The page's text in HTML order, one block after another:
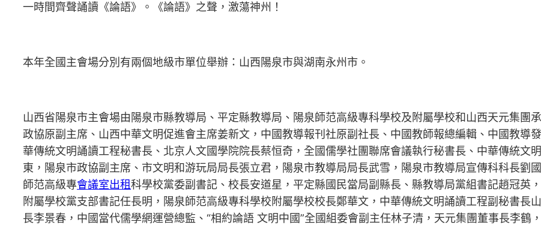
一時間齊聲誦讀《論語》。《論語》之聲，激蕩神州！
本年全國主會場分別有兩個地級市單位舉辦：山西陽泉市與湖南永州市。
山西省陽泉市主會場由陽泉市縣教導局、平定縣教導局、陽泉師范高級專科學校及附屬學校和山西天元集團
政協原副主席、山西中華文明促進會主席姜新文，中國教導報刊社原副社長、中國教師報總編輯、中國教導
華傳統文明誦讀工程秘書長、北京人文國學院院長蔡恒奇，全國儒學社團聯席會議執行秘書長、中華傳統文
東，陽泉市政協副主席、市文明和游玩局局長張立君，陽泉市教導局局長武雪，陽泉市教導局宣傳科科長劉
師范高級專會議室出租科學校黨委副書記、校長安道星，平定縣國民當局副縣長、縣教導局黨組書記趙冠英
附屬學校黨支部書記任長明，陽泉師范高級專科學校附屬學校校長鄭華文，中華傳統文明誦讀工程副秘書長
長李景春，中國當代儒學網運營總監、“相約論語 文明中國”全國組委會副主任林子清，天元集團董事長李鶴